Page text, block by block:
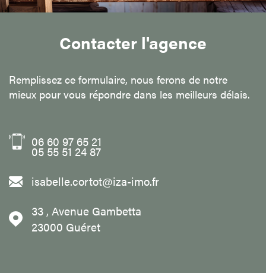
Contacter l'agence
Remplissez ce formulaire, nous ferons de notre
mieux pour vous répondre dans les meilleurs délais.
06 60 97 65 21
05 55 51 24 87
isabelle.cortot@iza-imo.fr
33 , Avenue Gambetta
23000
Guéret